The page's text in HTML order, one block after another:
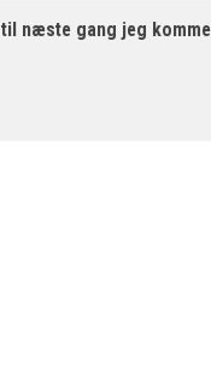
næste gang jeg